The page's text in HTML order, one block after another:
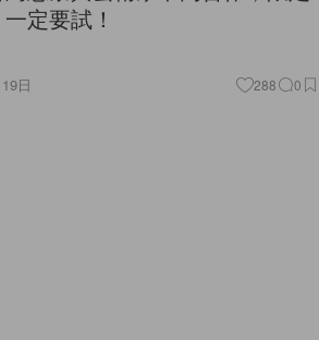
定要試！
日 288 0